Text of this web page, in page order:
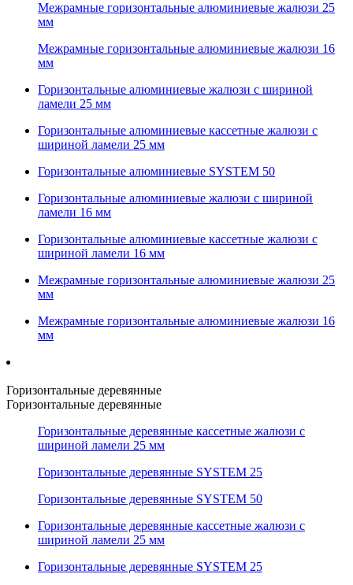
Межрамные горизонтальные алюминиевые жалюзи 25
мм
Межрамные горизонтальные алюминиевые жалюзи 16
мм
Горизонтальные алюминиевые жалюзи с шириной
ламели 25 мм
Горизонтальные алюминиевые кассетные жалюзи с
шириной ламели 25 мм
Горизонтальные алюминиевые SYSTEM 50
Горизонтальные алюминиевые жалюзи с шириной
ламели 16 мм
Горизонтальные алюминиевые кассетные жалюзи с
шириной ламели 16 мм
Межрамные горизонтальные алюминиевые жалюзи 25
мм
Межрамные горизонтальные алюминиевые жалюзи 16
мм
Горизонтальные деревянные
Горизонтальные деревянные
Горизонтальные деревянные кассетные жалюзи с
шириной ламели 25 мм
Горизонтальные деревянные SYSTEM 25
Горизонтальные деревянные SYSTEM 50
Горизонтальные деревянные кассетные жалюзи с
шириной ламели 25 мм
Горизонтальные деревянные SYSTEM 25